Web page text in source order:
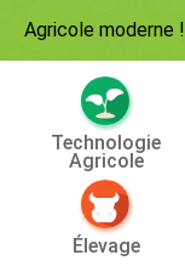
Agricole moderne !
Technologie
Agricole
Élevage